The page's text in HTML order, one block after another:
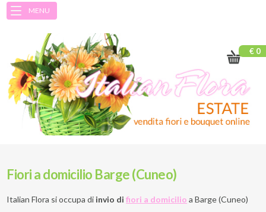
MENU
€ 0
Fiori a domicilio Barge (Cuneo)
Italian Flora si occupa di invio difiori a domicilio a Barge (Cuneo)